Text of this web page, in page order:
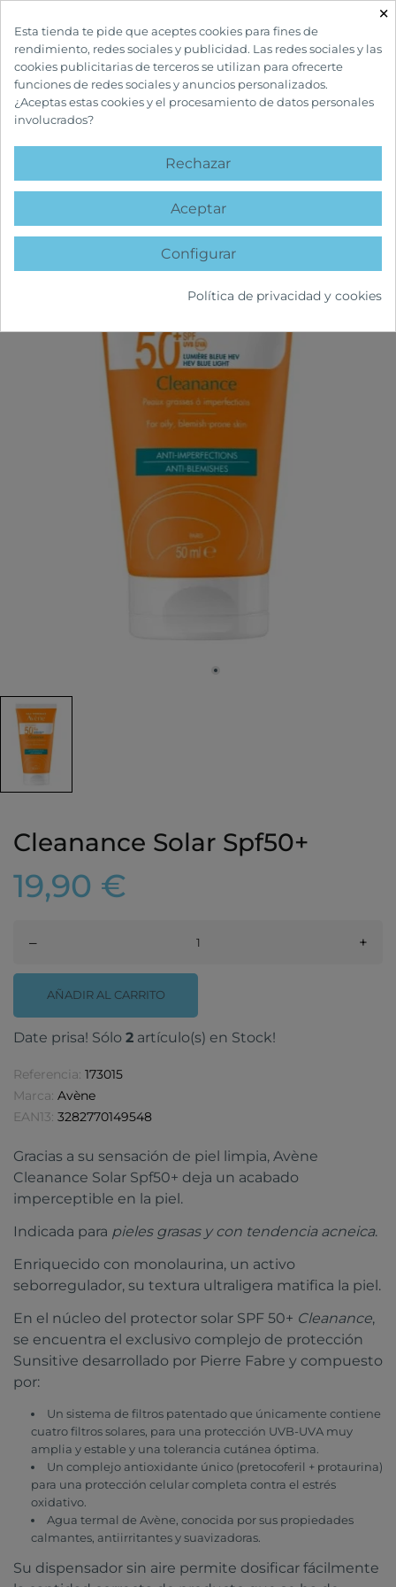
INICIO CUIDADOS SOLARES
favorite
Cleanance Solar Spf50+
19,90 €
– +
AÑADIR AL CARRITO
Date prisa! Sólo 2 artículo(s) en Stock!
Referencia: 173015
Marca: Avène
EAN13: 3282770149548
Gracias a su sensación de piel limpia, Avène
Cleanance Solar Spf50+ deja un acabado
imperceptible en la piel.
Indicada para pieles grasas y con tendencia acneica.
Enriquecido con monolaurina, un activo
seborregulador, su textura ultraligera matifica la piel.
En el núcleo del protector solar SPF 50+ Cleanance,
se encuentra el exclusivo complejo de protección
Sunsitive desarrollado por Pierre Fabre y compuesto
por:
Un sistema de filtros patentado que únicamente contiene
cuatro filtros solares, para una protección UVB-UVA muy
amplia y estable y una tolerancia cutánea óptima.
Un complejo antioxidante único (pretocoferil + protaurina)
para una protección celular completa contra el estrés
oxidativo.
Agua termal de Avène, conocida por sus propiedades
calmantes, antiirritantes y suavizadoras.
Su dispensador sin aire permite dosificar fácilmente
×
Esta tienda te pide que aceptes cookies para fines de
rendimiento, redes sociales y publicidad. Las redes sociales y las
cookies publicitarias de terceros se utilizan para ofrecerte
funciones de redes sociales y anuncios personalizados.
¿Aceptas estas cookies y el procesamiento de datos personales
involucrados?
Rechazar
Aceptar
Configurar
Política de privacidad y cookies